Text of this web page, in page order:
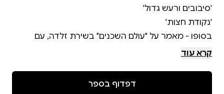
בסופו - מאמר על "עולם השכנים" בשירת זלדה, עם
פרסום של קטעים גנוזים שלה; וכן 'שיח משוררים'
קרא עוד
דפדוף בספר